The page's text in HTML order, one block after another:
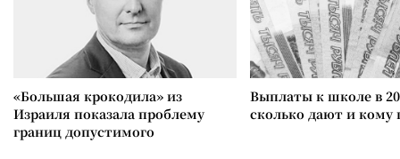
«Большая крокодила» из
Израиля показала проблему
границ допустимого
Выплаты к школе в
сколько дают и